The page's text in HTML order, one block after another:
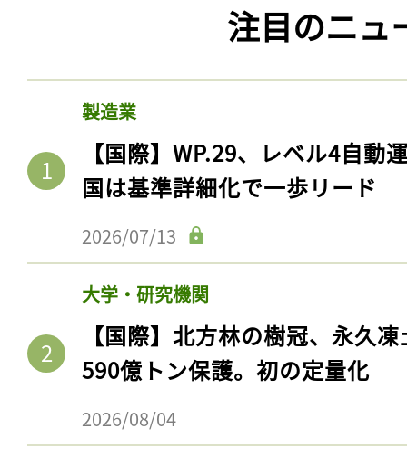
注目のニュ
製造業
【国際】WP.29、レベル4自動
国は基準詳細化で一歩リード
2026/07/13
大学・研究機関
【国際】北方林の樹冠、永久
590億トン保護。初の定量化
2026/08/04